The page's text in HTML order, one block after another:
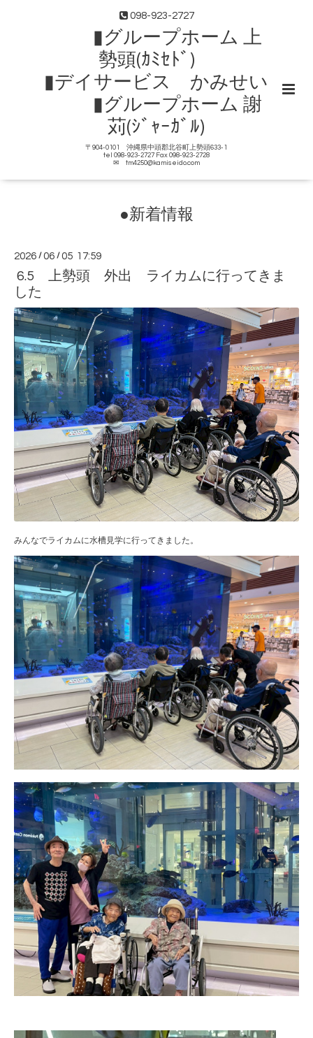
098-923-2727
▮グループホーム 上
勢頭(ｶﾐｾﾄﾞ)
▮デイサービス かみせい
▮グループホーム 謝
苅(ｼﾞｬｰｶﾞﾙ)
〒904-0101 沖縄県中頭郡北谷町上勢頭633-1
tel 098-923-2727 Fax 098-923-2728
✉ tm4250@kamiseido.com
●新着情報
2026 /06 /05 17:59
6.5 上勢頭 外出 ライカムに行ってきま
した
みんなでライカムに水槽見学に行ってきました。